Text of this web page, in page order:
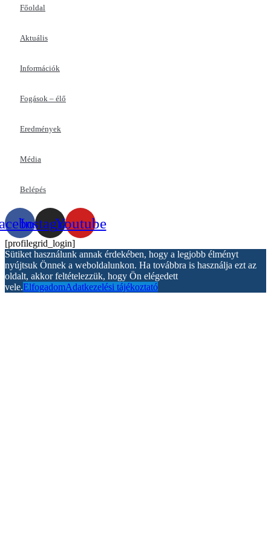
Főoldal
Aktuális
Információk
Fogások – élő
Eredmények
Média
Belépés
InstagramYoutube
[profilegrid_login]
Sütiket használunk annak érdekében, hogy a legjobb élményt
nyújtsuk Önnek a weboldalunkon. Ha továbbra is használja ezt az
oldalt, akkor feltételezzük, hogy Ön elégedett
vele.ElfogadomAdatkezelési tájékoztató